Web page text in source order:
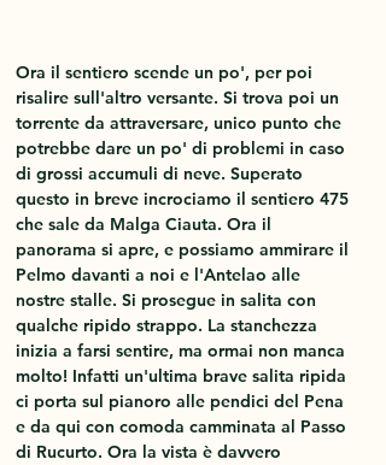
Ora il sentiero scende un po', per poi
risalire sull'altro versante. Si trova poi un
torrente da attraversare, unico punto che
potrebbe dare un po' di problemi in caso
di grossi accumuli di neve. Superato
questo in breve incrociamo il sentiero 475
che sale da Malga Ciauta. Ora il
panorama si apre, e possiamo ammirare il
Pelmo davanti a noi e l'Antelao alle
nostre stalle. Si prosegue in salita con
qualche ripido strappo. La stanchezza
inizia a farsi sentire, ma ormai non manca
molto! Infatti un'ultima brave salita ripida
ci porta sul pianoro alle pendici del Pena
e da qui con comoda camminata al Passo
di Rucurto. Ora la vista è davvero